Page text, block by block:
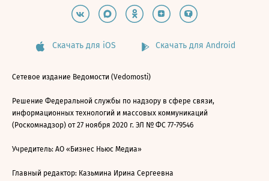
Скачать для iOS Скачать для Android
Сетевое издание Ведомости (Vedomosti)
Решение Федеральной службы по надзору в сфере связи,
информационных технологий и массовых коммуникаций
(Роскомнадзор) от 27 ноября 2020 г. ЭЛ № ФС 77-79546
Учредитель: АО «Бизнес Ньюс Медиа»
Главный редактор: Казьмина Ирина Сергеевна